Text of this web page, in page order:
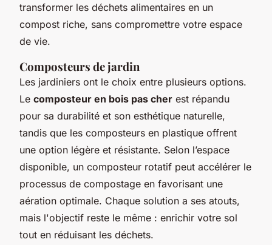
transformer les déchets alimentaires en un
compost riche, sans compromettre votre espace
de vie.
Composteurs de jardin
Les jardiniers ont le choix entre plusieurs options.
Le composteur en bois pas cher est répandu
pour sa durabilité et son esthétique naturelle,
tandis que les composteurs en plastique offrent
une option légère et résistante. Selon l’espace
disponible, un composteur rotatif peut accélérer le
processus de compostage en favorisant une
aération optimale. Chaque solution a ses atouts,
mais l'objectif reste le même : enrichir votre sol
tout en réduisant les déchets.